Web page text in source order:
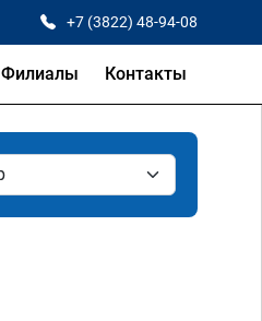
+7 (3822) 48-94-08
Филиалы Контакты